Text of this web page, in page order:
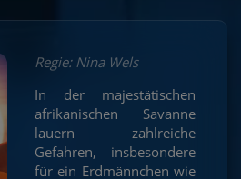
Regie: Nina Wels
In der majestätischen
afrikanischen Savanne
lauern zahlreiche
Gefahren, insbesondere
für ein Erdmännchen wie